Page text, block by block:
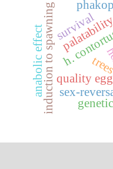
h.
induction to spawningquality
sex-
anabolic effect survival